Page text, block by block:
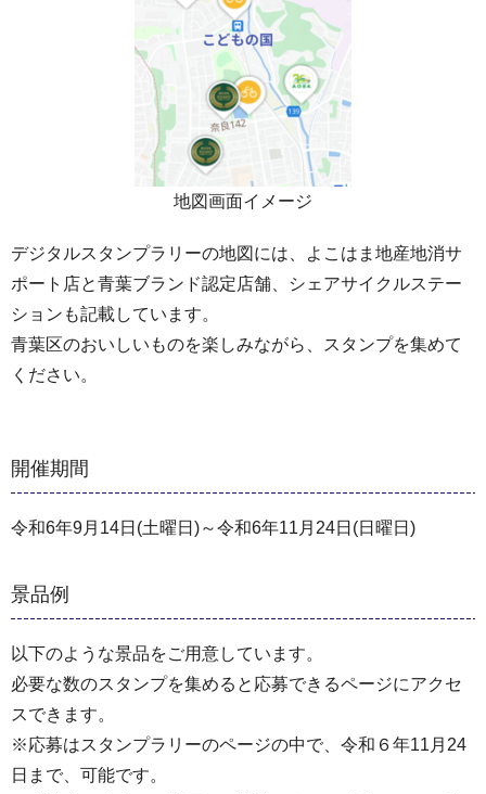
地図画面イメージ
デジタルスタンプラリーの地図には、よこはま地産地消サ
ポート店と青葉ブランド認定店舗、シェアサイクルステー
ションも記載しています。
青葉区のおいしいものを楽しみながら、スタンプを集めて
ください。
開催期間
令和6年9月14日(土曜日)～令和6年11月24日(日曜日)
景品例
以下のような景品をご用意しています。
必要な数のスタンプを集めると応募できるページにアクセ
スできます。
※応募はスタンプラリーのページの中で、令和６年11月24
日まで、可能です。